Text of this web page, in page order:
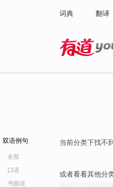
词典 翻译
双语例句
全部
口语
书面语
当前分类下找不
或者看看其他分